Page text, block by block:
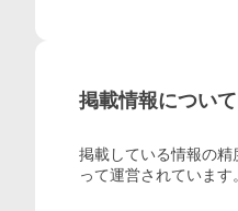
掲載情報について
掲載している情報の
って運営されていま